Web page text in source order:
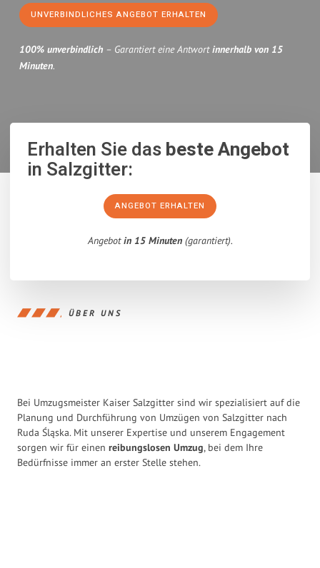
UNVERBINDLICHES ANGEBOT ERHALTEN
100% unverbindlich – Garantiert eine Antwortinnerhalb von 15
Minuten.
Erhalten Sie dasbeste Angebot
in Salzgitter:
ANGEBOT ERHALTEN
Angebotin 15 Minuten(garantiert).
ÜBER UNS
Bei Umzugsmeister Kaiser Salzgitter sind wir spezialisiert auf die
Planung und Durchführung von Umzügen von Salzgitter nach
Ruda Śląska. Mit unserer Expertise und unserem Engagement
sorgen wir für einen reibungslosen Umzug, bei dem Ihre
Bedürfnisse immer an erster Stelle stehen.